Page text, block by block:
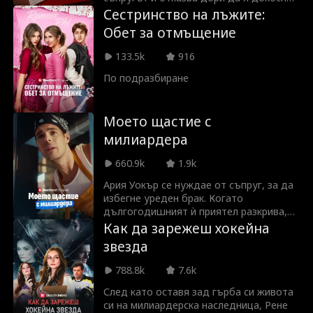
Една съдбовна нощ тя се озовава в
прегръдките на Коул, без да подозира,
че той е милиардер под прикритие и...
чичо на мъжа ѝ. Кога Елара ще разбере
кой всъщност е Коул и че той е
идеалният мъж, когото винаги е
Сестринство на лъжите:
Обет за отмъщение
133.5k
916
По подразбиране
Моето щастие с
милиардера
660.9k
1.9k
Ария Уокър се нуждае от съпруг, за да
избегне уреден брак. Когато
дългогодишният ѝ приятел разкрива,
че я напуска заради най-добрата ѝ
приятелка, разбитата Ария се обръща
към стар познат, работещ в "фудтрак",
Стефан Хил. Малко знае тя, че Стефан
Хил всъщност е милиардер и
изпълнителен директор. Егоистичното
семейство на Ария и злобната ѝ
Как да зарежеш хокейна
звезда
788.8k
7.6k
След като оставя зад гърба си живота
си на милиардерска наследница, Рене